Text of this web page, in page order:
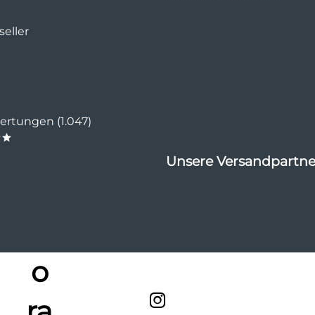
(1.047)
Unsere